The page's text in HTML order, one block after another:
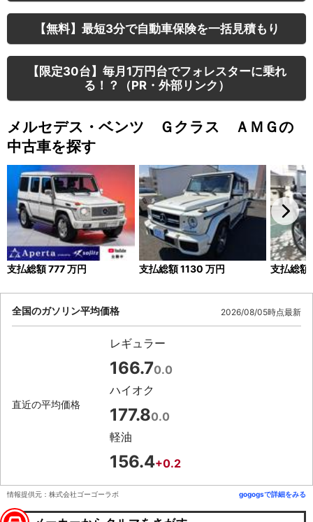
【無料】最短3分で自動車保険を一括見積もり
【限定30台】毎月1万円台でフォレスターに乗れ
る！？（PR・外部リンク）
メルセデス・ベンツ Ｇクラス ＡＭＧの
中古車を探す
支払総額777万円 支払総額1130 万円 支払総額
全国のガソリン平均価格 2026/08/05時点最新
直近の平均価格
レギュラー
166.70.0
ハイオク
177.80.0
軽油
156.4+0.2
情報提供元：株式会社ゴーゴーラボ gogogsで詳細をみる